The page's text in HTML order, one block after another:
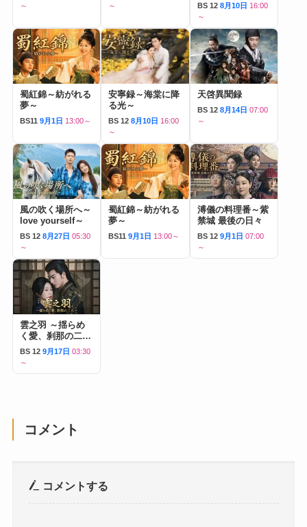
～
～
BS 12 8月10日 16:00
～
蜀紅錦～紡がれる
夢～
BS11 9月1日 13:00～
安寧録～海棠に降
る光～
BS 12 8月10日 16:00
～
天啓異聞録
BS 12 8月14日 07:00
～
風の吹く場所へ～
love yourself～
BS 12 8月27日 05:30
～
蜀紅錦～紡がれる
夢～
BS11 9月1日 13:00～
溥儀の料理番～紫
禁城 最後の日々
BS 12 9月1日 07:00
～
雲之羽 ～揺らめ
く愛、刹那の二人
～
BS 12 9月17日 03:30
～
コメント
コメントする